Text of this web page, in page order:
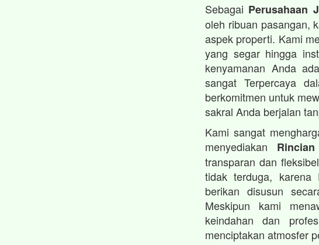
Sebagai Perusahaan
oleh ribuan pasangan,
aspek properti. Kami
yang segar hingga
kenyamanan Anda
sangat Terpercaya
berkomitmen untuk
sakral Anda berjalan
Kami sangat
menyediakan
transparan dan
tidak terduga, karena
berikan disusun
Meskipun kami
keindahan dan
menciptakan atmosfer